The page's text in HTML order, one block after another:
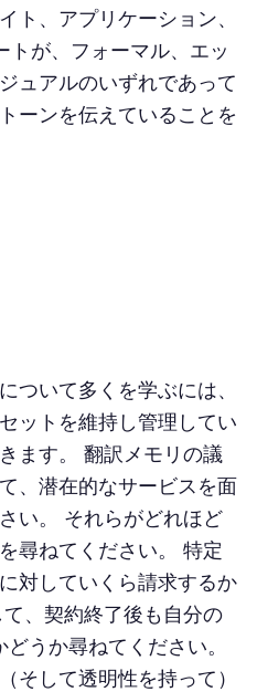
ト、アプリケーション、
トが、フォーマル、エッ
ュアルのいずれであって
ーンを伝えていることを
ついて多くを学ぶには、
ットを維持し管理してい
ます。 翻訳メモリの議
、潜在的なサービスを面
い。 それらがどれほど
尋ねてください。 特定
対していくら請求するか
、契約終了後も自分の
うか尋ねてください。
そして透明性を持って）